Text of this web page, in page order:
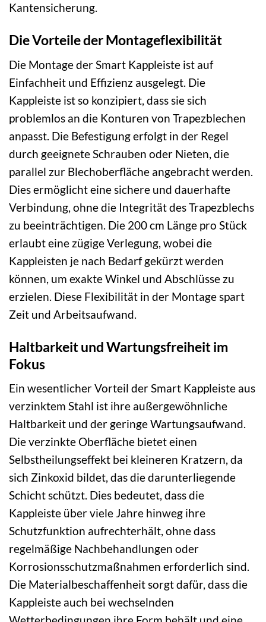
Kantensicherung.
Die Vorteile der Montageflexibilität
Die Montage der Smart Kappleiste ist auf
Einfachheit und Effizienz ausgelegt. Die
Kappleiste ist so konzipiert, dass sie sich
problemlos an die Konturen von Trapezblechen
anpasst. Die Befestigung erfolgt in der Regel
durch geeignete Schrauben oder Nieten, die
parallel zur Blechoberfläche angebracht werden.
Dies ermöglicht eine sichere und dauerhafte
Verbindung, ohne die Integrität des Trapezblechs
zu beeinträchtigen. Die 200 cm Länge pro Stück
erlaubt eine zügige Verlegung, wobei die
Kappleisten je nach Bedarf gekürzt werden
können, um exakte Winkel und Abschlüsse zu
erzielen. Diese Flexibilität in der Montage spart
Zeit und Arbeitsaufwand.
Haltbarkeit und Wartungsfreiheit im
Fokus
Ein wesentlicher Vorteil der Smart Kappleiste aus
verzinktem Stahl ist ihre außergewöhnliche
Haltbarkeit und der geringe Wartungsaufwand.
Die verzinkte Oberfläche bietet einen
Selbstheilungseffekt bei kleineren Kratzern, da
sich Zinkoxid bildet, das die darunterliegende
Schicht schützt. Dies bedeutet, dass die
Kappleiste über viele Jahre hinweg ihre
Schutzfunktion aufrechterhält, ohne dass
regelmäßige Nachbehandlungen oder
Korrosionsschutzmaßnahmen erforderlich sind.
Die Materialbeschaffenheit sorgt dafür, dass die
Kappleiste auch bei wechselnden